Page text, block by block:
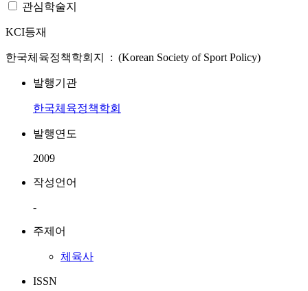
관심학술지
KCI등재
한국체육정책학회지 : (Korean Society of Sport Policy)
발행기관
한국체육정책학회
발행연도
2009
작성언어
-
주제어
체육사
ISSN